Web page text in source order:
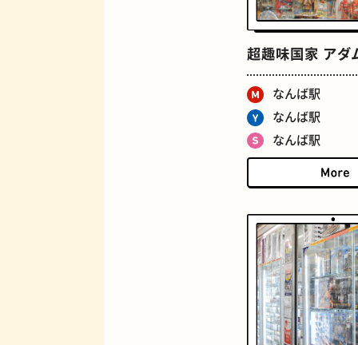
ジューススタンド
超趣味国家 アダ
なんば駅
なんば駅
なんば駅